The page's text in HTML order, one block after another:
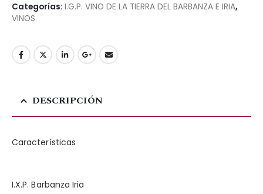
Categorías: I.G.P. VINO DE LA TIERRA DEL BARBANZA E IRIA,
VINOS
DESCRIPCIÓN
Características
I.X.P. Barbanza Iria